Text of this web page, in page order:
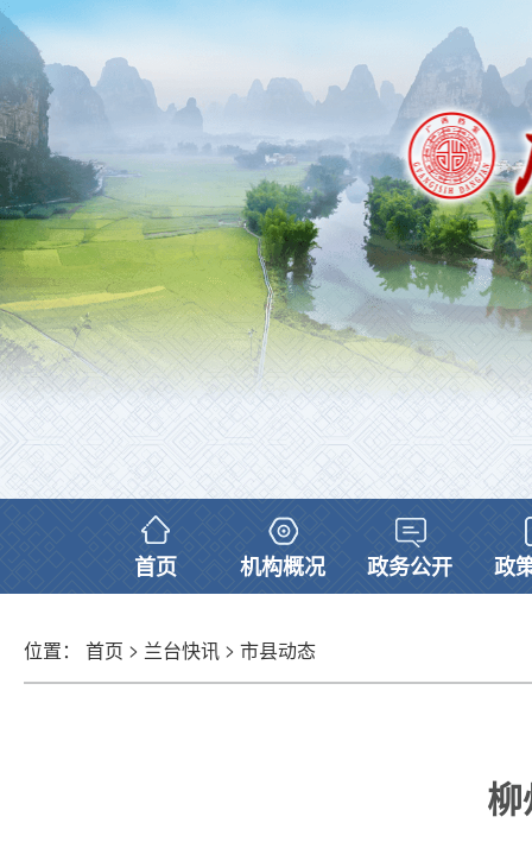
首页 机构概况 政务公开 政
位置： 首页 > 兰台快讯 > 市县动态